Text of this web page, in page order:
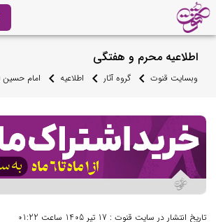
اطلاعیه محرم و هفتگی
وبسایت قنوت گروه آثار اطلاعیه امام
تاریخ انتشار در سایت قنوت : 17 تیر 1405 ساعت 01:22